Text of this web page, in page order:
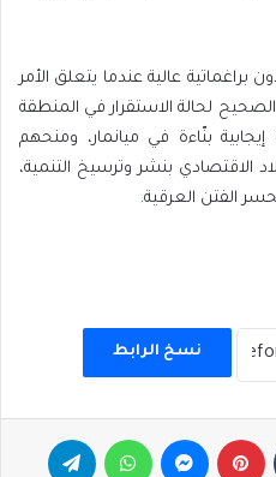
براغماتية عالية عندما يتعلق الأمر
لحالة الاستقرار في المنطقة
بنّاءة في ميانمار، ومنحهم
الاقتصادي بنشر وترسيخ التنمية،
الفتن العرقية.
نسخ الرابط
بينتيريست ماسنجر واتساب تيلقرام